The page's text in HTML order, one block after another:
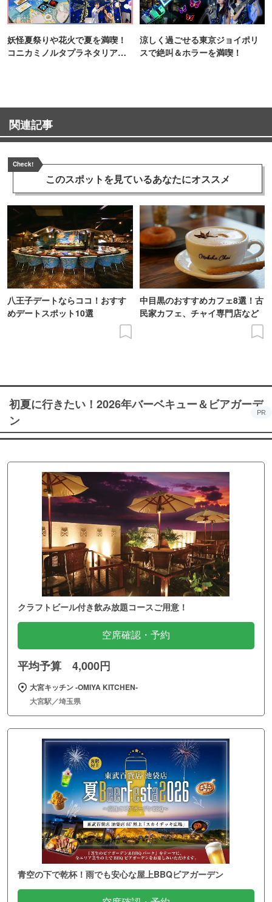
妖怪夏祭りや花火で夏を満喫！
コニカミノルタプラネタリア
涼しく過ごせる東京ジョイポリ
スで絶叫＆ホラーを満喫！
関連記事
Check!
このスポットを見ているあなたにオススメ
八王子デートならココ！おすす
めデートスポット10選
中目黒のおすすめカフェ8選！古
民家カフェ、チャイ専門店など
初夏に行きたい！2026年バーベキュー＆ビアガーデ
ン
PR
クラフトビール付き飲み放題コースご用意！
空席確認・予約
平均予算 4,000円
大宮キッチン ‐OMIYA KITCHEN‐
大宮駅／埼玉県
青空の下で乾杯！雨でも安心な屋上BBQビアガーデン